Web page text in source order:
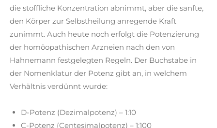
die stoffliche Konzentration abnimmt, aber die sanfte,
den Körper zur Selbstheilung anregende Kraft
zunimmt. Auch heute noch erfolgt die Potenzierung
der homöopathischen Arzneien nach den von
Hahnemann festgelegten Regeln. Der Buchstabe in
der Nomenklatur der Potenz gibt an, in welchem
Verhältnis verdünnt wurde:
D-Potenz (Dezimalpotenz) – 1:10
C-Potenz (Centesimalpotenz) – 1:100